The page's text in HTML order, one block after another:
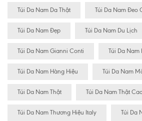
Túi Da Nam Da Thật Túi Da Nam Đeo
Túi Da Nam Đẹp Túi Da Nam Du Lịch
Túi Da Nam Gianni Conti Túi Da Nam
Túi Da Nam Hàng Hiệu Túi Da Nam
Túi Da Nam Thật Túi Da Nam Thật
Túi Da Nam Thương Hiệu Italy Túi Da